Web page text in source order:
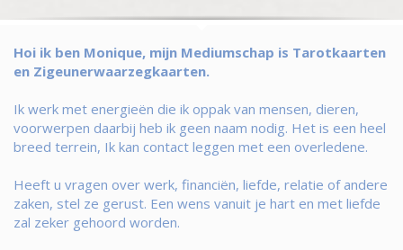
Hoi ik ben Monique, mijn Mediumschap is Tarotkaarten
en Zigeunerwaarzegkaarten.
Ik werk met energieën die ik oppak van mensen, dieren,
voorwerpen daarbij heb ik geen naam nodig. Het is een heel
breed terrein, Ik kan contact leggen met een overledene.
Heeft u vragen over werk, financiën, liefde, relatie of andere
zaken, stel ze gerust. Een wens vanuit je hart en met liefde
zal zeker gehoord worden.